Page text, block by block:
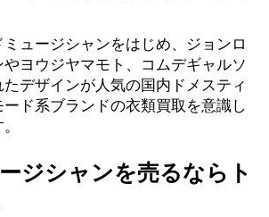
ュージシャンをはじめ、ジョンロ
ヨウジヤマモト、コムデギャルソ
デザインが人気の国内ドメスティ
ード系ブランドの衣類買取を意識し
ジシャンを売るならト